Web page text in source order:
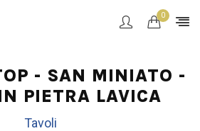
0
- SAN MINIATO -
PIETRA LAVICA
Tavoli